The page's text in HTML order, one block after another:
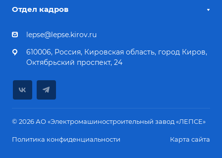
Отдел кадров
lepse@lepse.kirov.ru
610006, Россия, Кировская область, город Киров,
Октябрьский проспект, 24
© 2026 АО «Электромашиностроительный завод «ЛЕПСЕ»
Политика конфиденциальности Карта сайта